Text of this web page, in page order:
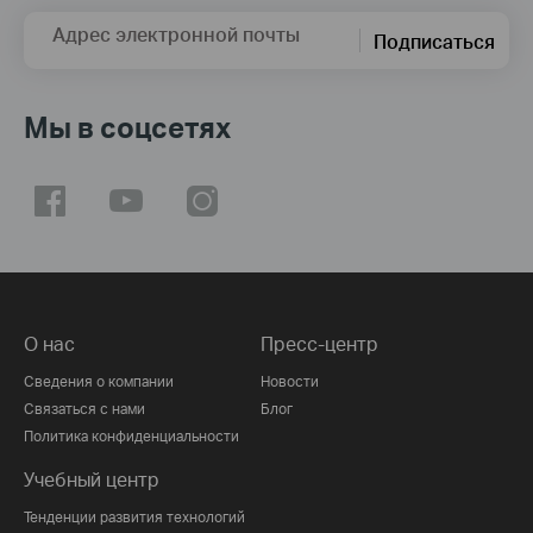
Адрес электронной почты Подписаться
Мы в соцсетях
О нас
Сведения о компании
Связаться с нами
Политика конфиденциальности
Пресс-центр
Новости
Блог
Учебный центр
Тенденции развития технологий